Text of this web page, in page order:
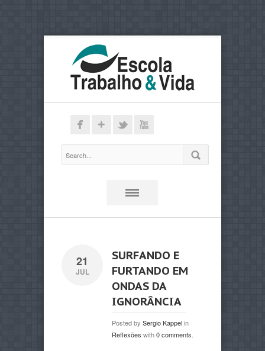
21
JUL
SURFANDO E
FURTANDO EM
ONDAS DA
IGNORÂNCIA
Posted by Sergio Kappelin
Reflexões with0 comments